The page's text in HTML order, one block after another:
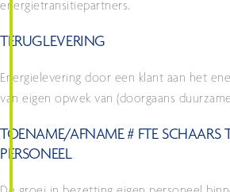
energietransitiepartners.
TERUGLEVERING
Energielevering door een klant aan het
van eigen opwek van (doorgaans
TOENAME/AFNAME # FTE SCHAARS
PERSONEEL